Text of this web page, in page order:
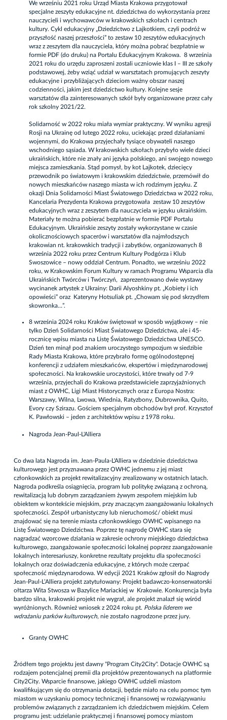
We wrześniu 2021 roku Urząd Miasta Krakowa przygotował
specjalne zeszyty edukacyjne nt. dziedzictwa do wykorzystania przez
nauczycieli i wychowawców w krakowskich szkołach i centrach
kultury. Cykl edukacyjny „Dziedzictwo z Lajkotkiem, czyli podróż w
przyszłość naszej przeszłości” to zestaw 10 zeszytów edukacyjnych
wraz z zeszytem dla nauczyciela, który można pobrać bezpłatnie w
formie PDF (do druku) na Portalu Edukacyjnym Krakowa. 8 września
2021 roku do urzędu zaproszeni zostali uczniowie klas I – III ze szkoły
podstawowej, żeby wziąć udział w warsztatach promujących zeszyty
edukacyjne i przybliżających dzieciom ważny obszar naszej
codzienności, jakim jest dziedzictwo kultury. Kolejne sesje
warsztatów dla zainteresowanych szkół były organizowane przez cały
rok szkolny 2021/22.
Solidarność w 2022 roku miała wymiar praktyczny. W wyniku agresji
Rosji na Ukrainę od lutego 2022 roku, uciekając przed działaniami
wojennymi, do Krakowa przyjechały tysiące obywateli naszego
wschodniego sąsiada. W krakowskich szkołach przybyło wiele dzieci
ukraińskich, które nie znały ani języka polskiego, ani swojego nowego
miejsca zamieszkania. Stąd pomysł, by kot Lajkotek, dziecięcy
przewodnik po światowym i krakowskim dziedzictwie, przemówił do
nowych mieszkańców naszego miasta w ich rodzimym języku. Z
okazji Dnia Solidarności Miast Światowego Dziedzictwa w 2022 roku,
Kancelaria Prezydenta Krakowa przygotowała zestaw 10 zeszytów
edukacyjnych wraz z zeszytem dla nauczyciela w języku ukraińskim.
Materiały te można pobierać bezpłatnie w formie PDF Portalu
Edukacyjnym. Ukraińskie zeszyty zostały wykorzystane w czasie
okolicznościowych spacerów i warsztatów dla najmłodszych
krakowian nt. krakowskich tradycji i zabytków, organizowanych 8
września 2022 roku przez Centrum Kultury Podgórza i Klub
Swoszowice – nowy oddział Centrum. Ponadto, we wrześniu 2022
roku, w Krakowskim Forum Kultury w ramach Programu Wsparcia dla
Ukraińskich Twórców i Twórczyń, zaprezentowano dwie wystawy
wycinanek artystek z Ukrainy: Darii Alyoshkiny pt. „Kobiety i ich
opowieści” oraz Kateryny Hotsuliak pt. „Chowam się pod skrzydłem
skowronka…”.
8 września 2024 roku Kraków świętował w sposób wyjątkowy – nie
tylko Dzień Solidarności Miast Światowego Dziedzictwa, ale i 45-
rocznicę wpisu miasta na Listę Światowego Dziedzictwa UNESCO.
Dzień ten minął pod znakiem uroczystego sympozjum w siedzibie
Rady Miasta Krakowa, które przybrało formę ogólnodostępnej
konferencji z udziałem mieszkańców, ekspertów i międzynarodowej
społeczności. Na krakowskie uroczystości, które trwały od 7-9
września, przyjechali do Krakowa przedstawiciele zaprzyjaźnionych
miast z OWHC, Ligi Miast Historycznych oraz z Europa Nostra:
Warszawy, Wilna, Lwowa, Wiednia, Ratyzbony, Dubrownika, Quito,
Evory czy Szirazu. Gościem specjalnym obchodów był prof. Krzysztof
K. Pawłowski – jeden z architektów wpisu z 1978 roku.
Nagroda Jean-Paul-L'Alliera
Co dwa lata Nagroda im. Jean-Paula-L'Alliera w dziedzinie dziedzictwa
kulturowego jest przyznawana przez OWHC jednemu z jej miast
członkowskich za projekt rewitalizacyjny zrealizowany w ostatnich latach.
Nagroda podkreśla osiągnięcia, program lub politykę związaną z ochroną,
rewitalizacją lub dobrym zarządzaniem żywym zespołem miejskim lub
obiektem w kontekście miejskim, przy znaczącym zaangażowaniu lokalnych
społeczności. Zespół urbanistyczny lub nieruchomość/ obiekt musi
znajdować się na terenie miasta członkowskiego OWHC wpisanego na
Listę Światowego Dziedzictwa. Poprzez tę nagrodę OWHC stara się
nagradzać wzorcowe działania w zakresie ochrony miejskiego dziedzictwa
kulturowego, zaangażowanie społeczności lokalnej poprzez zaangażowanie
lokalnych interesariuszy, konkretne rezultaty projektu dla społeczności
lokalnych oraz doświadczenia edukacyjne, z których może czerpać
społeczność międzynarodowa. W edycji 2021 Kraków zgłosił do Nagrody
Jean-Paul-L’Alliera projekt zatytułowany: Projekt badawczo-konserwatorski
ołtarza Wita Stwosza w Bazylice Mariackiej w Krakowie. Konkurencja była
bardzo silna, krakowski projekt nie wygrał, ale projekt znalazł się wśród
wyróżnionych. Również wniosek z 2024 roku pt. Polska liderem we
wdrażaniu parków kulturowych, nie zostało nagrodzone przez jury.
Granty OWHC
Źródłem tego projektu jest dawny "Program City2City". Dotacje OWHC są
rodzajem potencjalnej premii dla projektów prezentowanych na platformie
City2City. Wsparcie finansowe, jakiego OWHC udzieli miastom
kwalifikującym się do otrzymania dotacji, będzie miało na celu pomoc tym
miastom w uzyskaniu pomocy technicznej i finansowej w rozwiązywaniu
problemów związanych z zarządzaniem ich dziedzictwem miejskim. Celem
programu jest: udzielanie praktycznej i finansowej pomocy miastom